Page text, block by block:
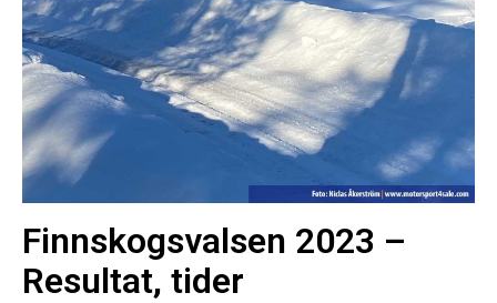
Finnskogsvalsen 2023 –
Resultat, tider